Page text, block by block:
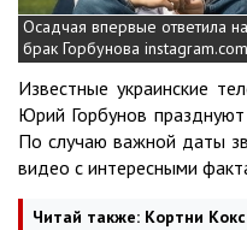
Осадчая впервые ответила
брак Горбунова
Известные украинские
Юрий Горбунов
По случаю важной даты
видео с интересными
Читай также: Кортни